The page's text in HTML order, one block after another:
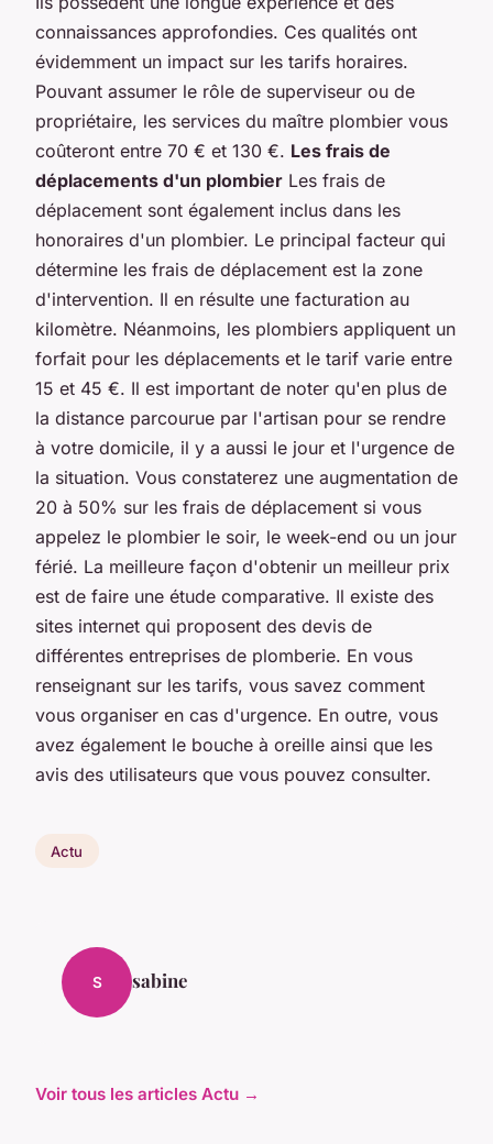
connaissances approfondies. Ces qualités ont
évidemment un impact sur les tarifs horaires.
Pouvant assumer le rôle de superviseur ou de
propriétaire, les services du maître plombier vous
coûteront entre 70 € et 130 €. Les frais de
déplacements d'un plombier Les frais de
déplacement sont également inclus dans les
honoraires d'un plombier. Le principal facteur qui
détermine les frais de déplacement est la zone
d'intervention. Il en résulte une facturation au
kilomètre. Néanmoins, les plombiers appliquent un
forfait pour les déplacements et le tarif varie entre
15 et 45 €. Il est important de noter qu'en plus de
la distance parcourue par l'artisan pour se rendre
à votre domicile, il y a aussi le jour et l'urgence de
la situation. Vous constaterez une augmentation de
20 à 50% sur les frais de déplacement si vous
appelez le plombier le soir, le week-end ou un jour
férié. La meilleure façon d'obtenir un meilleur prix
est de faire une étude comparative. Il existe des
sites internet qui proposent des devis de
différentes entreprises de plomberie. En vous
renseignant sur les tarifs, vous savez comment
vous organiser en cas d'urgence. En outre, vous
avez également le bouche à oreille ainsi que les
avis des utilisateurs que vous pouvez consulter.
Actu
S sabine
Voir tous les articles Actu →